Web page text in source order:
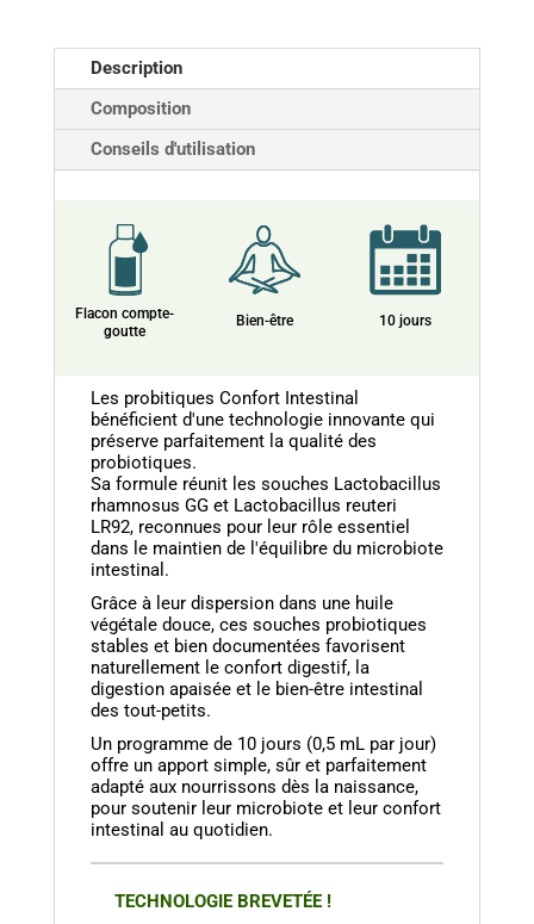
Description
Composition
Conseils d'utilisation
Flacon compte-
goutte
Bien-être 10 jours
Les probitiques Confort Intestinal
bénéficient d'une technologie innovante qui
préserve parfaitement la qualité des
probiotiques.
Sa formule réunit les souches Lactobacillus
rhamnosus GG et Lactobacillus reuteri
LR92, reconnues pour leur rôle essentiel
dans le maintien de l'équilibre du microbiote
intestinal.
Grâce à leur dispersion dans une huile
végétale douce, ces souches probiotiques
stables et bien documentées favorisent
naturellement le confort digestif, la
digestion apaisée et le bien-être intestinal
des tout-petits.
Un programme de 10 jours (0,5 mL par jour)
offre un apport simple, sûr et parfaitement
adapté aux nourrissons dès la naissance,
pour soutenir leur microbiote et leur confort
intestinal au quotidien.
TECHNOLOGIE BREVETÉE !